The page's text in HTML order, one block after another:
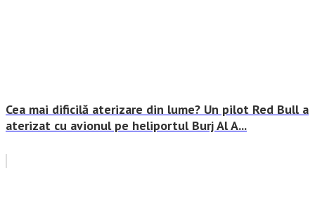
Cea mai dificilă aterizare din lume? Un pilot Red Bull a
aterizat cu avionul pe heliportul Burj Al A...